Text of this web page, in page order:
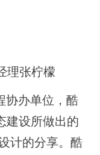
理张柠檬
协办单位，酷
建设所做出的
计的分享。酷